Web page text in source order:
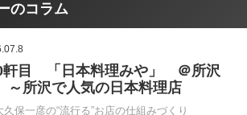
のコラム
軒目 「日本料理みや」 ＠所沢
所沢で人気の日本料理店
久保一彦の“流行る”お店の仕組みづくり